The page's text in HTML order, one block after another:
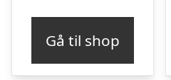
Gå til shop